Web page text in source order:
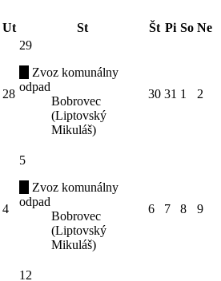
Ut St Št Pi So Ne
28
29
Zvoz komunálny
odpad
Bobrovec
(Liptovský
Mikuláš)
30 31 1 2
4
5
Zvoz komunálny
odpad
Bobrovec
(Liptovský
Mikuláš)
6 7 8 9
12